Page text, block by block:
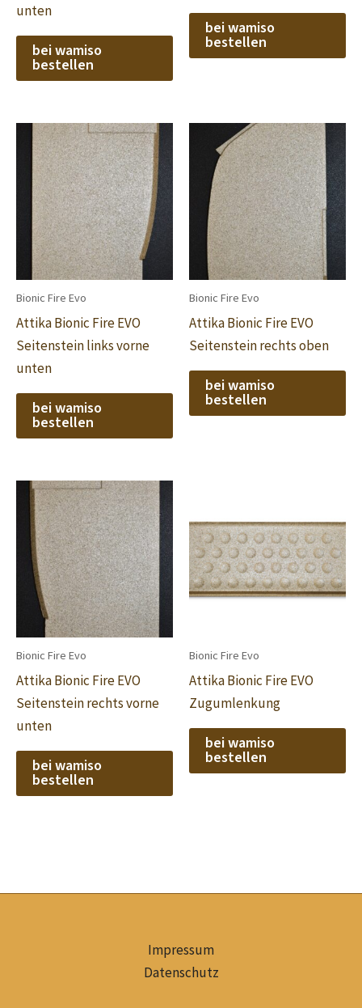
unten
bei wamiso
bestellen
bei wamiso
bestellen
Bionic Fire Evo
Attika Bionic Fire EVO
Seitenstein links vorne
unten
bei wamiso
bestellen
Bionic Fire Evo
Attika Bionic Fire EVO
Seitenstein rechts oben
bei wamiso
bestellen
Bionic Fire Evo
Attika Bionic Fire EVO
Seitenstein rechts vorne
unten
bei wamiso
bestellen
Bionic Fire Evo
Attika Bionic Fire EVO
Zugumlenkung
bei wamiso
bestellen
Impressum
Datenschutz